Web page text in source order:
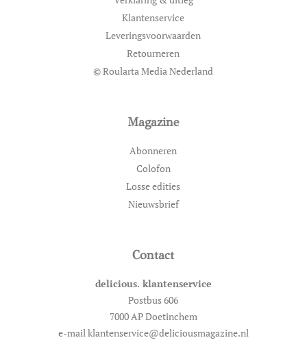
Klantenservice
Leveringsvoorwaarden
Retourneren
© Roularta Media Nederland
Magazine
Abonneren
Colofon
Losse edities
Nieuwsbrief
Contact
delicious. klantenservice
Postbus 606
7000 AP Doetinchem
e-mail klantenservice@deliciousmagazine.nl